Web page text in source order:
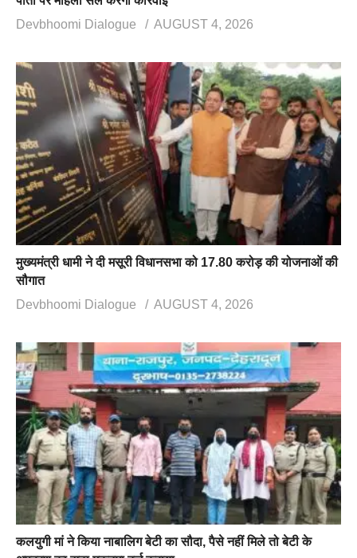
Devbhoomi Dialogue
AUGUST 4, 2026
मुख्यमंत्री धामी ने दी मसूरी विधानसभा को 17.80 करोड़ की योजनाओं की
सौगात
Devbhoomi Dialogue
AUGUST 4, 2026
कलयुगी मां ने किया नाबालिग बेटी का सौदा, पैसे नहीं मिले तो बेटी के